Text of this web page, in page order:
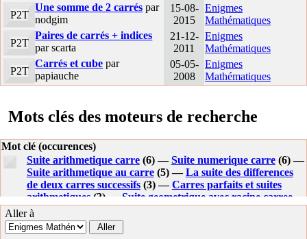
P2T
Une somme de 2 carrés par
nodgim
15-08-
2015
Enigmes
Mathématiques
P2T
Paires de carrés + indices
par scarta
21-12-
2011
Enigmes
Mathématiques
P2T
Carrés et cube par
papiauche
05-05-
2008
Enigmes
Mathématiques
Mots clés des moteurs de recherche
Mot clé (occurences)
Suite arithmetique carre(6) —Suite numerique carre(6) —
Suite arithmetique au carre(5) —La suite des differences
de deux carres successifs(3) —Carres parfaits et suites
arithmetiques(3) — Suite geometrique avec racine carree
(3) —
arithmetique(3) —Une suite de carres
arithmetique(3) —Carres parfait dans les termes d une
Aller à